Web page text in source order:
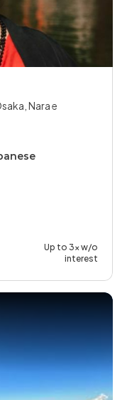
Up to 3x w/o
interest